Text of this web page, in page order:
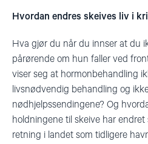
Hvordan endres skeives liv i
Hva gjør du når du innser at du
pårørende om hun faller ved
viser seg at hormonbehandling
livsnødvendig behandling og
nødhjelpssendingene? Og
holdningene til skeive har
retning i landet som tidligere